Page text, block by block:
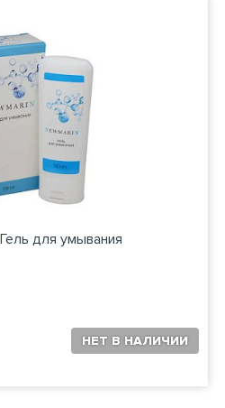
для умывания